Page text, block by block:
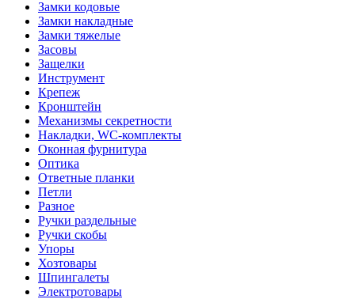
Замки кодовые
Замки накладные
Замки тяжелые
Засовы
Защелки
Инструмент
Крепеж
Кронштейн
Механизмы секретности
Накладки, WC-комплекты
Оконная фурнитура
Оптика
Ответные планки
Петли
Разное
Ручки раздельные
Ручки скобы
Упоры
Хозтовары
Шпингалеты
Электротовары